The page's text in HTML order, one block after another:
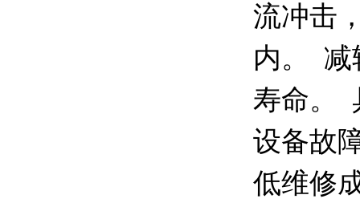
流冲击
内。 减
寿命。
设备故
低维修